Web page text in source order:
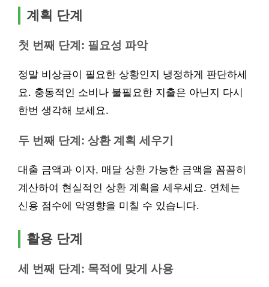
계획 단계
첫 번째 단계: 필요성 파악
정말 비상금이 필요한 상황인지 냉정하게 판단하세
요. 충동적인 소비나 불필요한 지출은 아닌지 다시
한번 생각해 보세요.
두 번째 단계: 상환 계획 세우기
대출 금액과 이자, 매달 상환 가능한 금액을 꼼꼼히
계산하여 현실적인 상환 계획을 세우세요. 연체는
신용 점수에 악영향을 미칠 수 있습니다.
활용 단계
세 번째 단계: 목적에 맞게 사용